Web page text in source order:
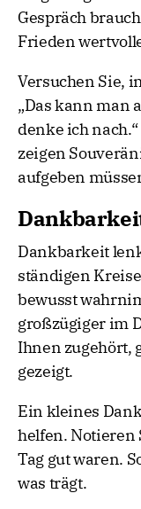
Gespräch
Frieden
Versuchen Sie,
„Das kann man
denke ich
zeigen
aufgeben
Dankbarkeit
ständigen
bewusst
großzügiger im
Ihnen zugehört,
gezeigt.
Ein kleines
helfen. Notieren
Tag gut waren.
was trägt.